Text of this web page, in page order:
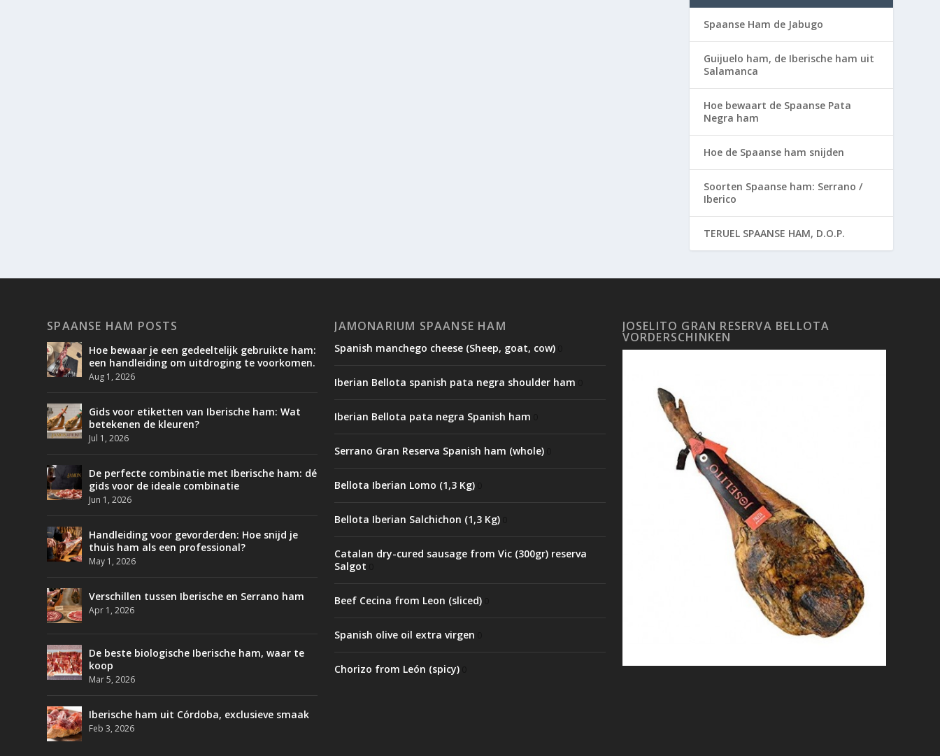
Spaanse Ham de Jabugo
Guijuelo ham, de Iberische ham uit
Salamanca
Hoe bewaart de Spaanse Pata
Negra ham
Hoe de Spaanse ham snijden
Soorten Spaanse ham: Serrano /
Iberico
TERUEL SPAANSE HAM, D.O.P.
SPAANSE HAM POSTS
Hoe bewaar je een gedeeltelijk gebruikte ham:
een handleiding om uitdroging te voorkomen.
Aug 1, 2026
Gids voor etiketten van Iberische ham: Wat
betekenen de kleuren?
Jul 1, 2026
De perfecte combinatie met Iberische ham: dé
gids voor de ideale combinatie
Jun 1, 2026
Handleiding voor gevorderden: Hoe snijd je
thuis ham als een professional?
May 1, 2026
Verschillen tussen Iberische en Serrano ham
Apr 1, 2026
De beste biologische Iberische ham, waar te
koop
Mar 5, 2026
Iberische ham uit Córdoba, exclusieve smaak
Feb 3, 2026
JAMONARIUM SPAANSE HAM
Spanish manchego cheese (Sheep, goat, cow)
Iberian Bellota spanish pata negra shoulder ham
Iberian Bellota pata negra Spanish ham
Serrano Gran Reserva Spanish ham (whole)
Bellota Iberian Lomo (1,3 Kg)
Bellota Iberian Salchichon (1,3 Kg)
Catalan dry-cured sausage from Vic (300gr) reserva
Salgot
Beef Cecina from Leon (sliced)
Spanish olive oil extra virgen
Chorizo from León (spicy)
JOSELITO GRAN RESERVA BELLOTA
VORDERSCHINKEN